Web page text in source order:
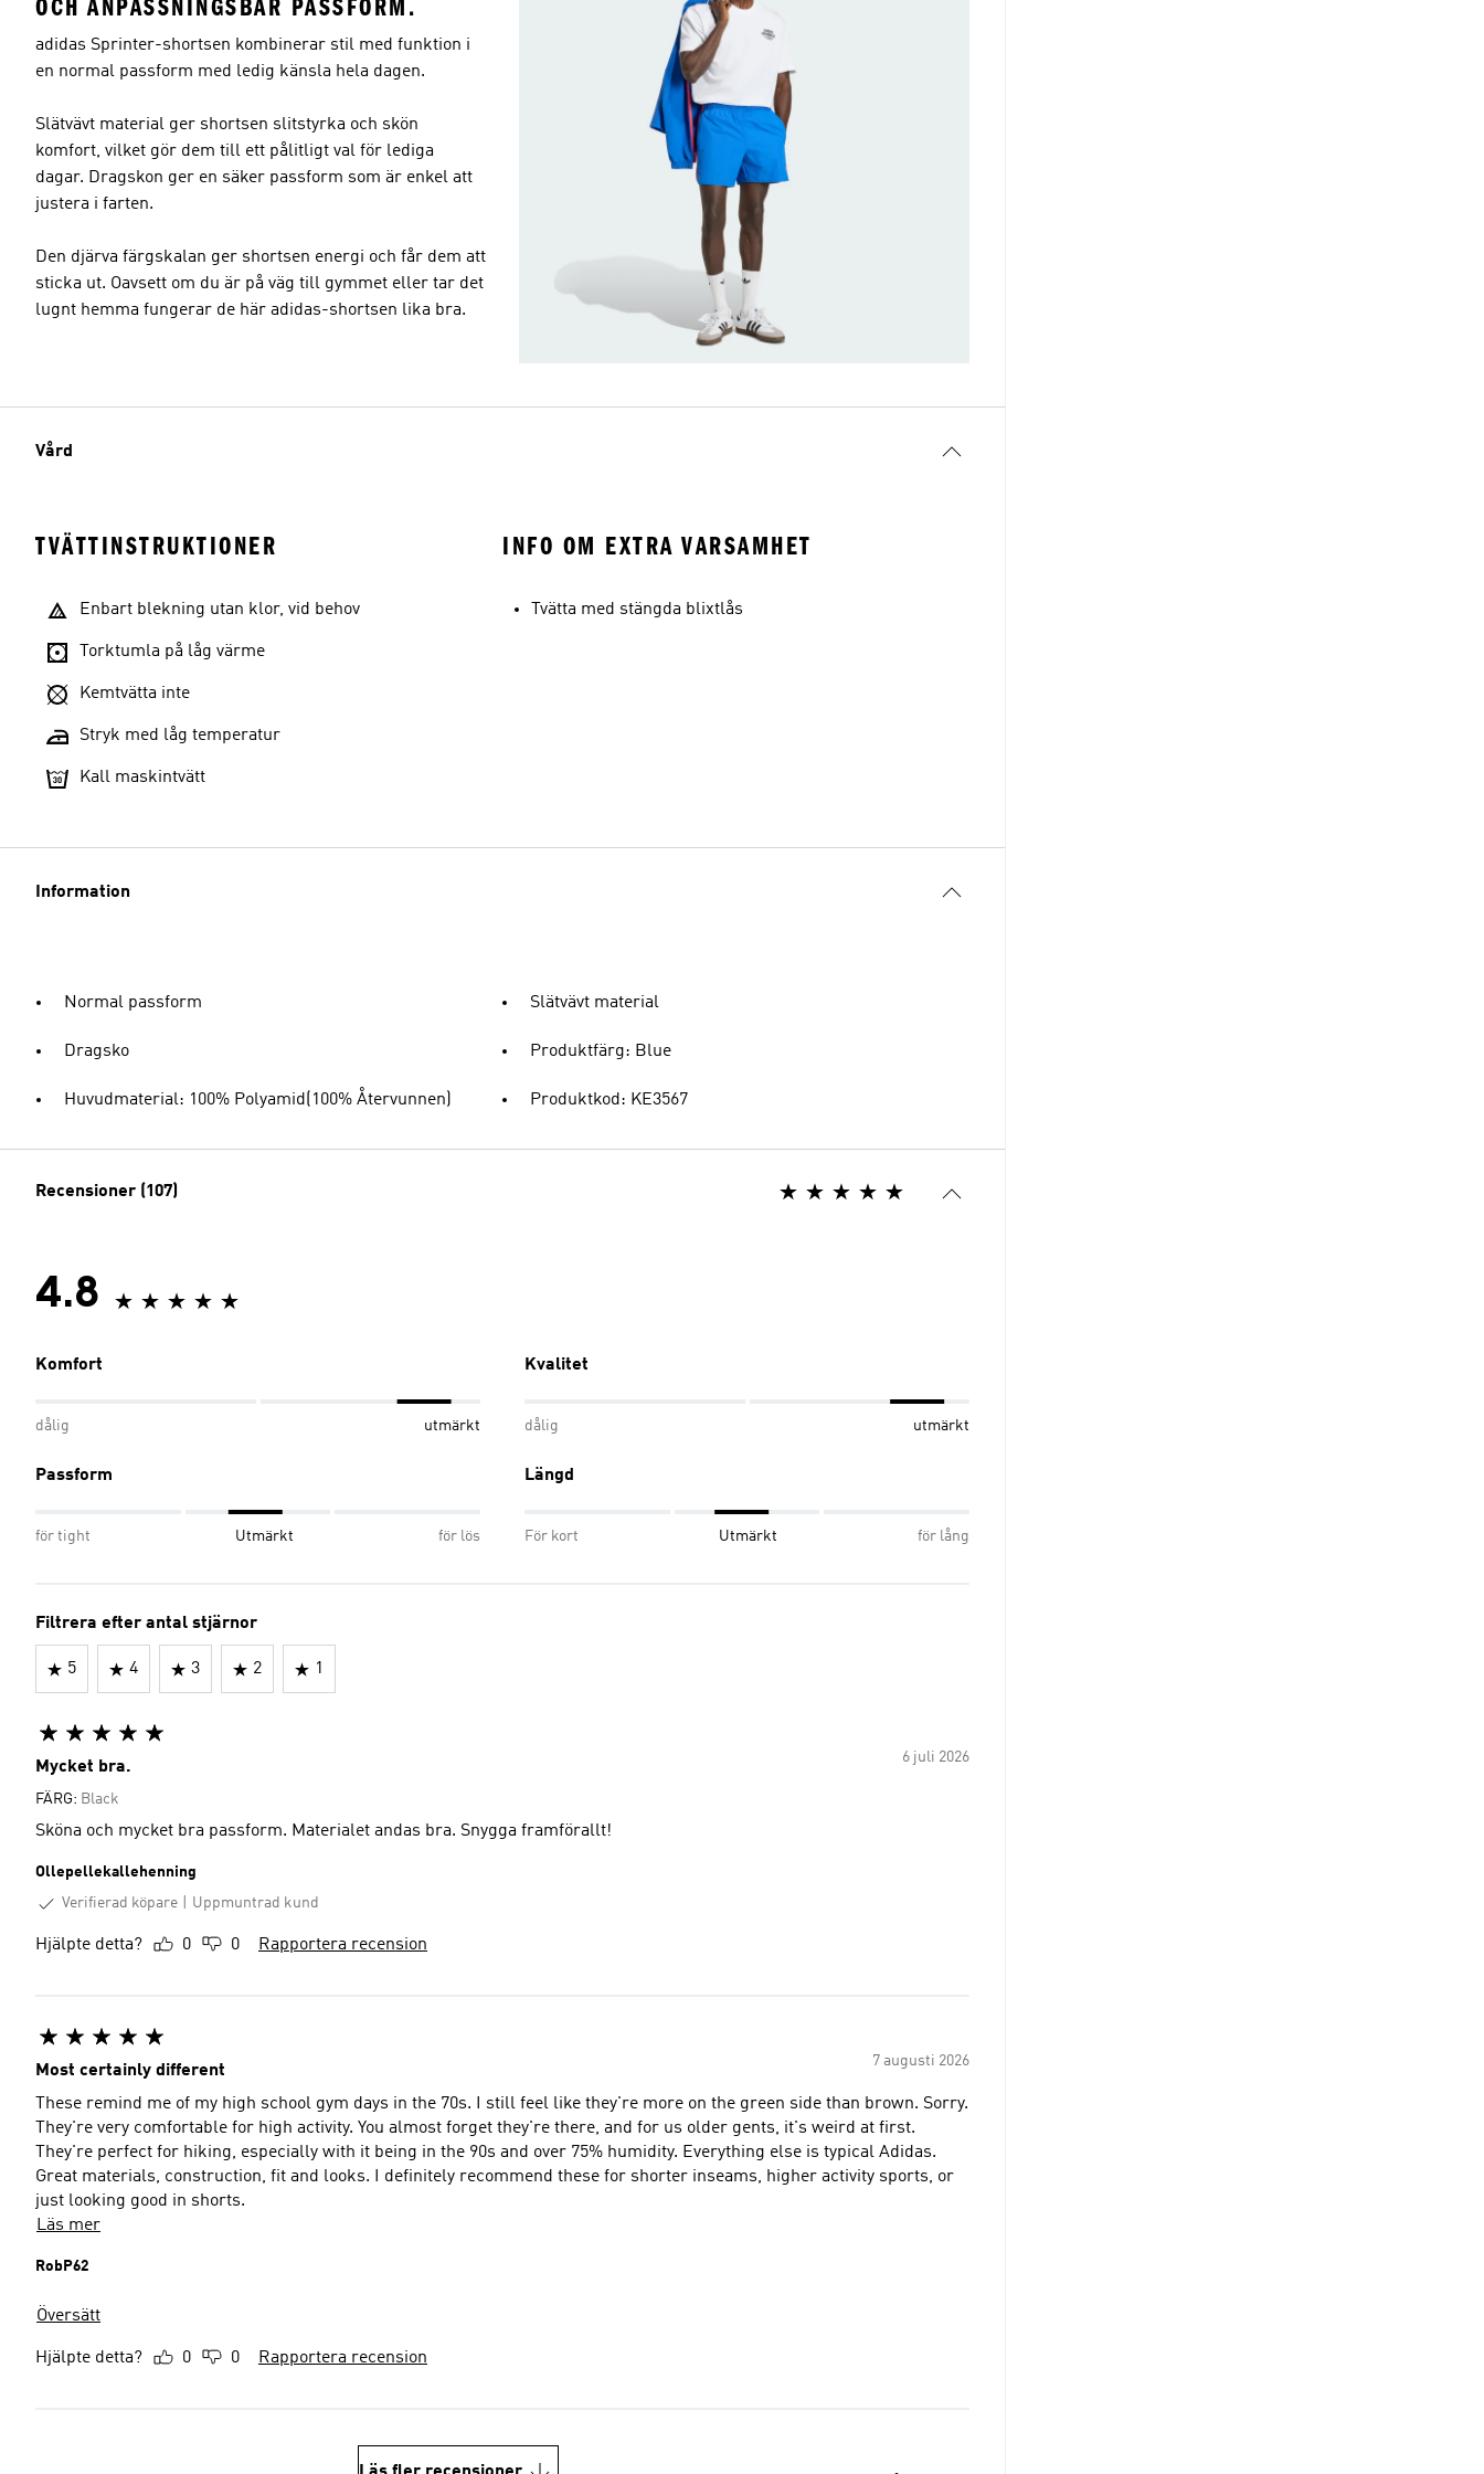
OCH ANPASSNINGSBAR PASSFORM.
adidas Sprinter-shortsen kombinerar stil med funktion i
en normal passform med ledig känsla hela dagen.
Slätvävt material ger shortsen slitstyrka och skön
komfort, vilket gör dem till ett pålitligt val för lediga
dagar. Dragskon ger en säker passform som är enkel att
justera i farten.
Den djärva färgskalan ger shortsen energi och får dem att
sticka ut. Oavsett om du är på väg till gymmet eller tar det
lugnt hemma fungerar de här adidas-shortsen lika bra.
Vård
TVÄTTINSTRUKTIONER
Enbart blekning utan klor, vid behov
Torktumla på låg värme
Kemtvätta inte
Stryk med låg temperatur
Kall maskintvätt
INFO OM EXTRA VARSAMHET
Tvätta med stängda blixtlås
Information
Normal passform
Dragsko
Huvudmaterial: 100% Polyamid(100% Återvunnen)
Slätvävt material
Produktfärg: Blue
Produktkod: KE3567
Recensioner (107)
4.8
Komfort
dålig utmärkt
Kvalitet
dålig utmärkt
Passform
för tight Utmärkt för lös
Längd
För kort Utmärkt för lång
Filtrera efter antal stjärnor
5 4 3 2 1
6 juli 2026
Mycket bra.
FÄRG: Black
Sköna och mycket bra passform. Materialet andas bra. Snygga framförallt!
Ollepellekallehenning
Verifierad köpare
Uppmuntrad kund
Hjälpte detta? 0 0 Rapportera recension
7 augusti 2026
Most certainly different
These remind me of my high school gym days in the 70s. I still feel like they're more on the green side than brown. Sorry.
They're very comfortable for high activity. You almost forget they're there, and for us older gents, it's weird at first.
They're perfect for hiking, especially with it being in the 90s and over 75% humidity. Everything else is typical Adidas.
Great materials, construction, fit and looks. I definitely recommend these for shorter inseams, higher activity sports, or
just looking good in shorts.
Läs mer
RobP62
Översätt
Hjälpte detta? 0 0 Rapportera recension